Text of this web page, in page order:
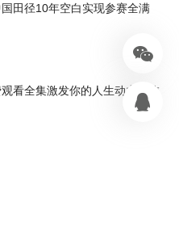
田径10年空白实现参赛全满
看全集激发你的人生动力之旅